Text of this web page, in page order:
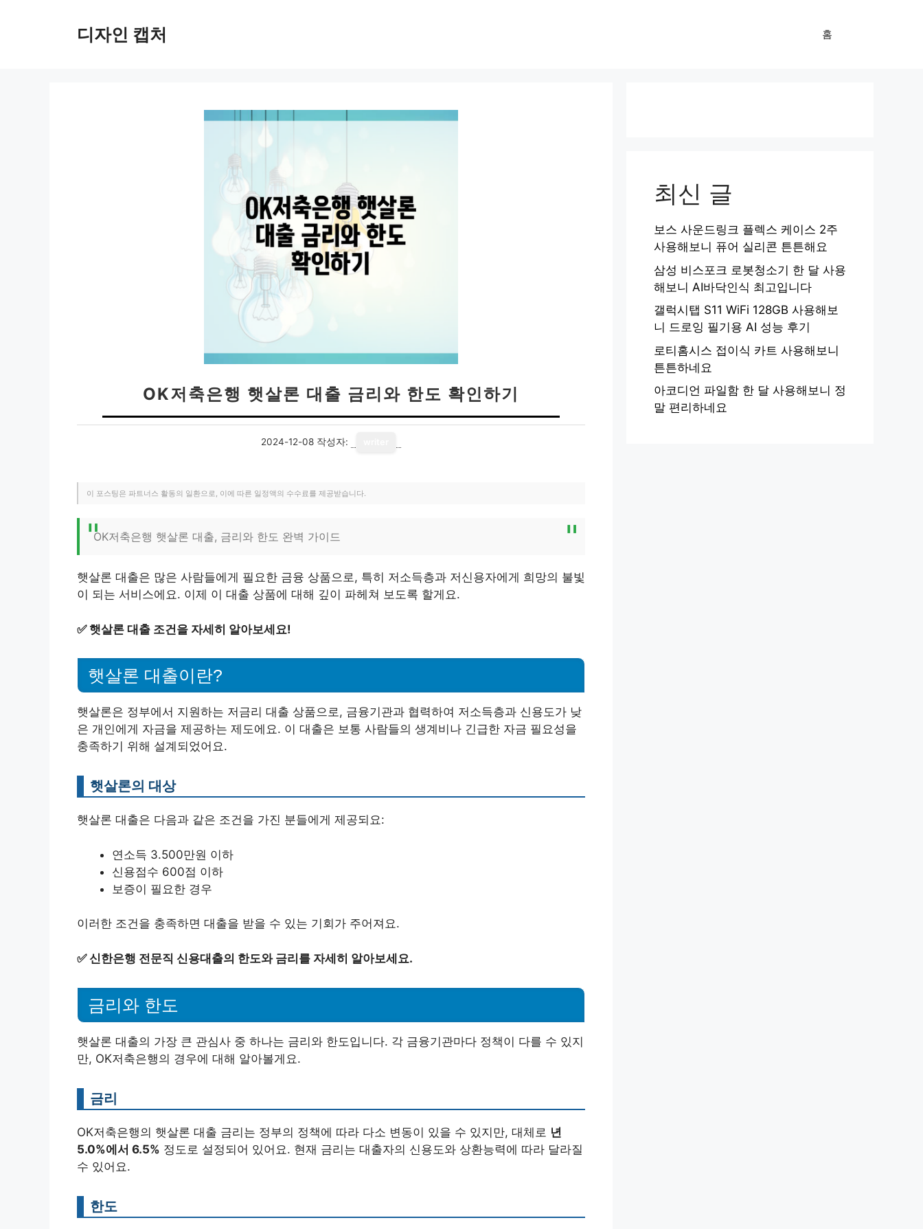
디자인 캡처 홈
OK저축은행 햇살론 대출 금리와 한도 확인하기
2024-12-08 작성자:
이 포스팅은 파트너스 활동의 일환으로, 이에 따른 일정액의 수수료를 제공받습니다.
OK저축은행 햇살론 대출, 금리와 한도 완벽 가이드
햇살론 대출은 많은 사람들에게 필요한 금융 상품으로, 특히 저소득층과 저신용자에게 희망의 불빛
이 되는 서비스에요. 이제 이 대출 상품에 대해 깊이 파헤쳐 보도록 할게요.
✅ 햇살론 대출 조건을 자세히 알아보세요!
햇살론 대출이란?
햇살론은 정부에서 지원하는 저금리 대출 상품으로, 금융기관과 협력하여 저소득층과 신용도가 낮
은 개인에게 자금을 제공하는 제도에요. 이 대출은 보통 사람들의 생계비나 긴급한 자금 필요성을
충족하기 위해 설계되었어요.
햇살론의 대상
햇살론 대출은 다음과 같은 조건을 가진 분들에게 제공되요:
연소득 3.500만원 이하
신용점수 600점 이하
보증이 필요한 경우
이러한 조건을 충족하면 대출을 받을 수 있는 기회가 주어져요.
✅신한은행 전문직 신용대출의 한도와 금리를 자세히 알아보세요.
금리와 한도
햇살론 대출의 가장 큰 관심사 중 하나는 금리와 한도입니다. 각 금융기관마다 정책이 다를 수 있지
만, OK저축은행의 경우에 대해 알아볼게요.
금리
OK저축은행의 햇살론 대출 금리는 정부의 정책에 따라 다소 변동이 있을 수 있지만, 대체로 년
5.0%에서 6.5% 정도로 설정되어 있어요. 현재 금리는 대출자의 신용도와 상환능력에 따라 달라질
수 있어요.
한도
최신 글
보스 사운드링크 플렉스 케이스 2주
사용해보니 퓨어 실리콘 튼튼해요
삼성 비스포크 로봇청소기 한 달 사용
해보니 AI바닥인식 최고입니다
갤럭시탭 S11 WiFi 128GB 사용해보
니 드로잉 필기용 AI 성능 후기
로티홈시스 접이식 카트 사용해보니
튼튼하네요
아코디언 파일함 한 달 사용해보니 정
말 편리하네요